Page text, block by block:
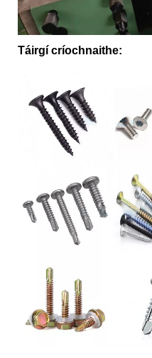
Táirgí críochnaithe: